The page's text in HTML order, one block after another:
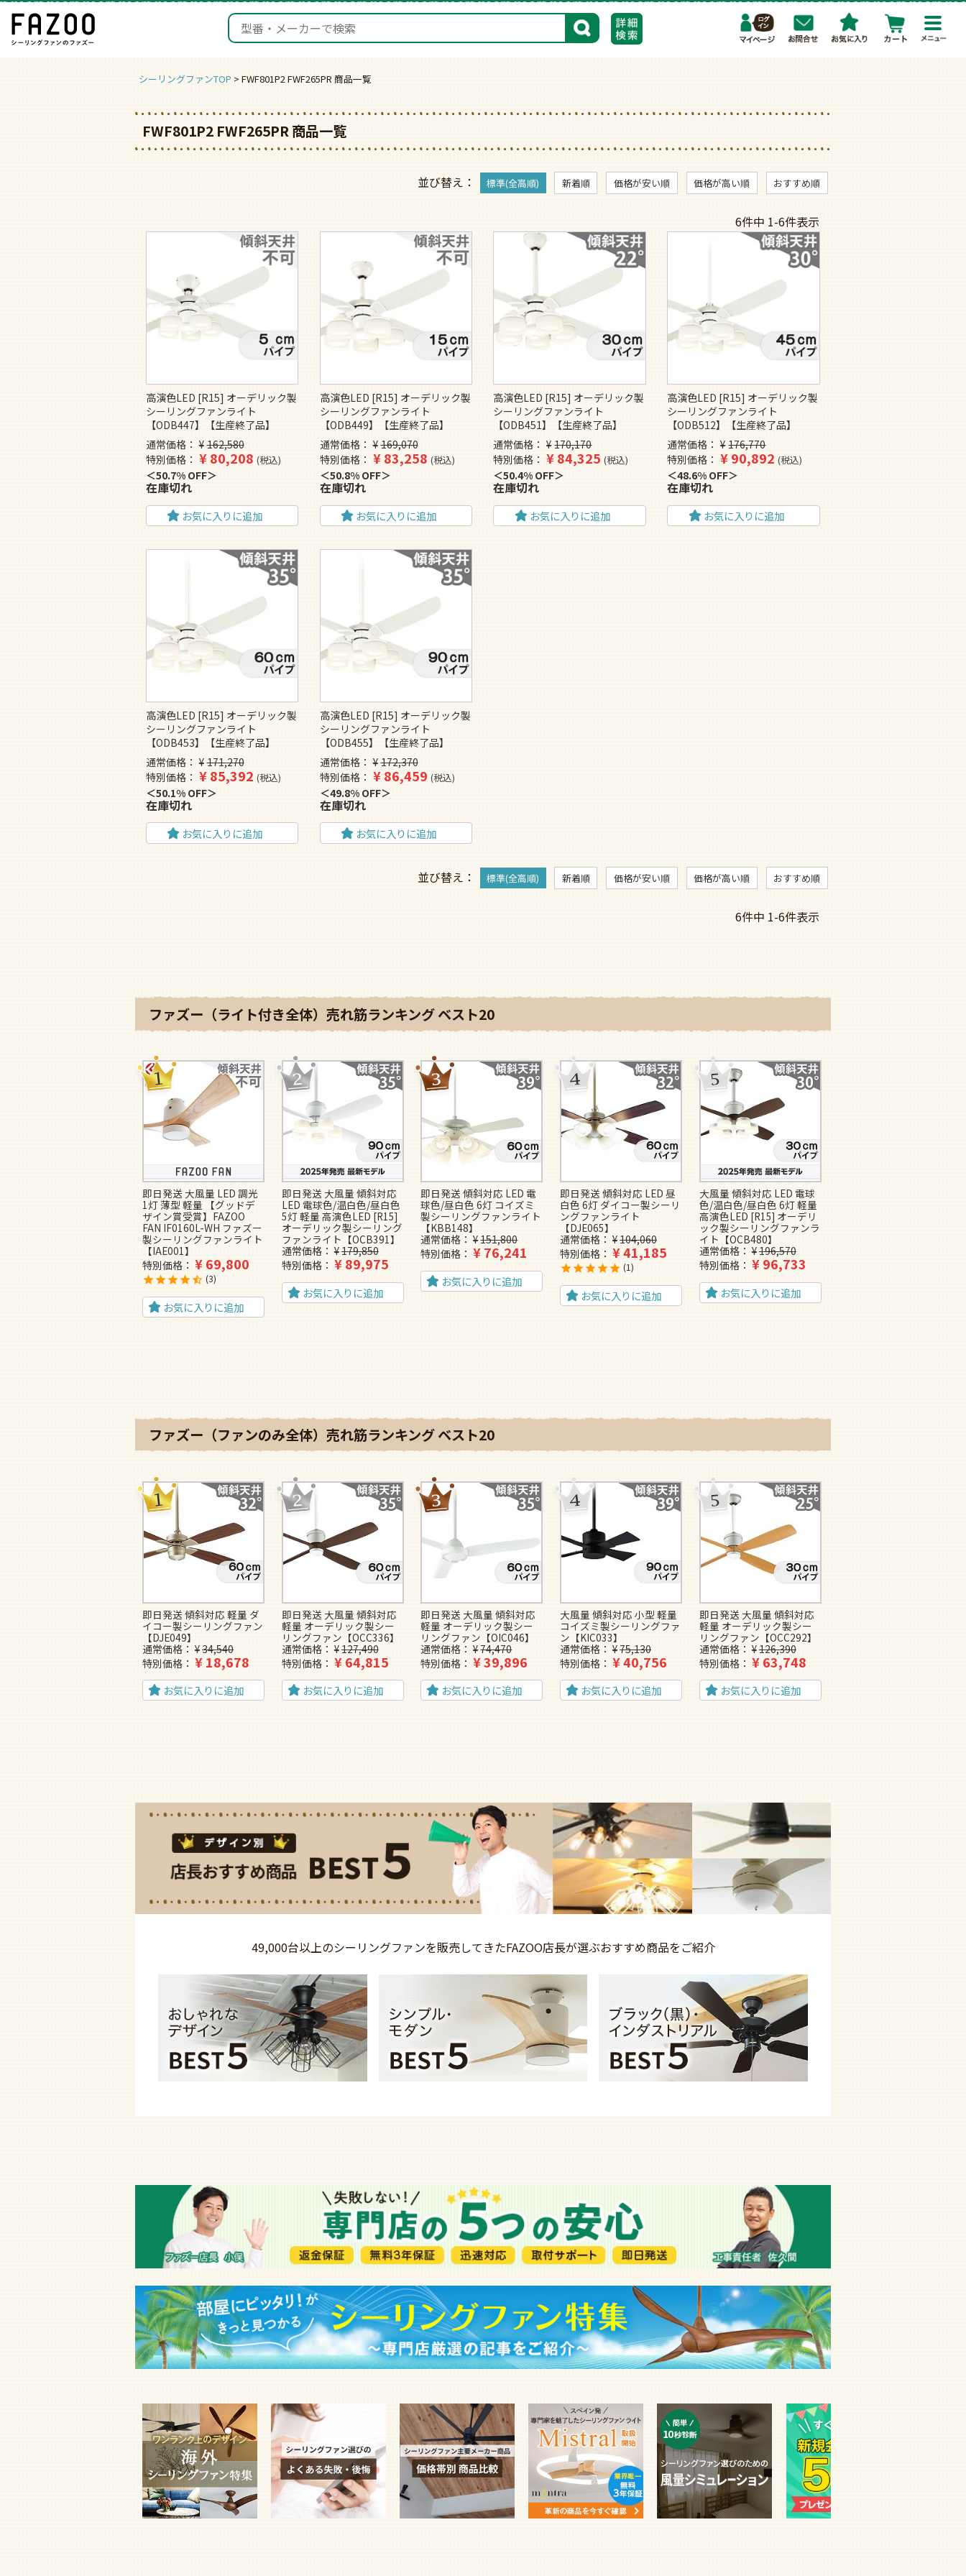
検索
シーリングファンTOP FWF801P2 FWF265PR 商品一覧
FWF801P2 FWF265PR 商品一覧
並び替え 標準(全高順) 新着順 価格が安い順 価格が高い順 おすすめ順
6件中 1-6件表示
高演色LED [R15] オーデリック製
シーリングファンライト
【ODB447】【生産終了品】
通常価格
¥ 162,580
特別価格
¥ 80,208 税込
50.7% OFF
在庫切れ
お気に入りに追加
高演色LED [R15] オーデリック製
シーリングファンライト
【ODB449】【生産終了品】
通常価格
¥ 169,070
特別価格
¥ 83,258 税込
50.8% OFF
在庫切れ
お気に入りに追加
高演色LED [R15] オーデリック製
シーリングファンライト
【ODB451】【生産終了品】
通常価格
¥ 170,170
特別価格
¥84,325 税込
50.4% OFF
在庫切れ
お気に入りに追加
高演色LED [R15] オーデリック製
シーリングファンライト
【ODB512】【生産終了品】
通常価格
¥ 176,770
特別価格
¥90,892 税込
48.6% OFF
在庫切れ
お気に入りに追加
高演色LED [R15] オーデリック製
シーリングファンライト
【ODB453】【生産終了品】
通常価格
¥ 171,270
特別価格
¥ 85,392 税込
50.1% OFF
在庫切れ
お気に入りに追加
高演色LED [R15] オーデリック製
シーリングファンライト
【ODB455】【生産終了品】
通常価格
¥ 172,370
特別価格
¥ 86,459 税込
49.8% OFF
在庫切れ
お気に入りに追加
並び替え 標準(全高順) 新着順 価格が安い順 価格が高い順 おすすめ順
6件中 1-6件表示
ファズー（ライト付き全体）売れ筋ランキング ベスト20
即日発送 大風量 LED 調光
1灯 薄型 軽量 【グッドデ
ザイン賞受賞】FAZOO
FAN IF0160L-WH ファズー
製シーリングファンライト
【IAE001】
特別価格
¥69,800
3
お気に入りに追加
即日発送 大風量 傾斜対応
LED 電球色/温白色/昼白色
5灯 軽量 高演色LED [R15]
オーデリック製シーリング
ファンライト【OCB391】
通常価格
¥179,850
特別価格
¥ 89,975
お気に入りに追加
即日発送 傾斜対応 LED 電
球色/昼白色 6灯 コイズミ
製シーリングファンライト
【KBB148】
通常価格
¥151,800
特別価格
¥76,241
お気に入りに追加
即日発送 傾斜対応 LED 昼
白色 6灯 ダイコー製シーリ
ングファンライト
【DJE065】
通常価格
¥104,060
特別価格
¥41,185
1
お気に入りに追加
大風量 傾斜対応 LED 電球
色/温白色/昼白色 6灯 軽量
高演色LED [R15] オーデリ
ック製シーリングファンラ
イト【OCB480】
通常価格
¥196,570
特別価格
¥ 96,733
お気に入りに追加
ファズー（ファンのみ全体）売れ筋ランキング ベスト20
即日発送 傾斜対応 軽量 ダ
イコー製シーリングファン
【DJE049】
通常価格
¥34,540
特別価格
¥18,678
お気に入りに追加
即日発送 大風量 傾斜対応
軽量 オーデリック製シー
リングファン【OCC336】
通常価格
¥127,490
特別価格
¥ 64,815
お気に入りに追加
即日発送 大風量 傾斜対応
軽量 オーデリック製シー
リングファン【OIC046】
通常価格
¥74,470
特別価格
¥39,896
お気に入りに追加
大風量 傾斜対応 小型 軽量
コイズミ製シーリングファ
ン【KIC033】
通常価格
¥75,130
特別価格
¥40,756
お気に入りに追加
即日発送 大風量 傾斜対応
軽量 オーデリック製シー
リングファン【OCC292】
通常価格
¥126,390
特別価格
¥ 63,748
お気に入りに追加
49,000台以上のシーリングファンを販売してきたFAZOO店長が選ぶおすすめ商品をご紹介